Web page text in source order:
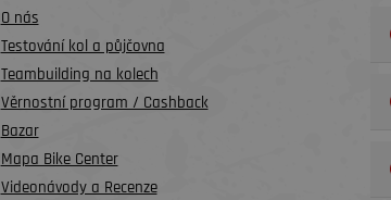
O nás
Testování kol a půjčovna
Teambuilding na kolech
Věrnostní program / Cashback
Bazar
Mapa Bike Center
Videonávody a Recenze